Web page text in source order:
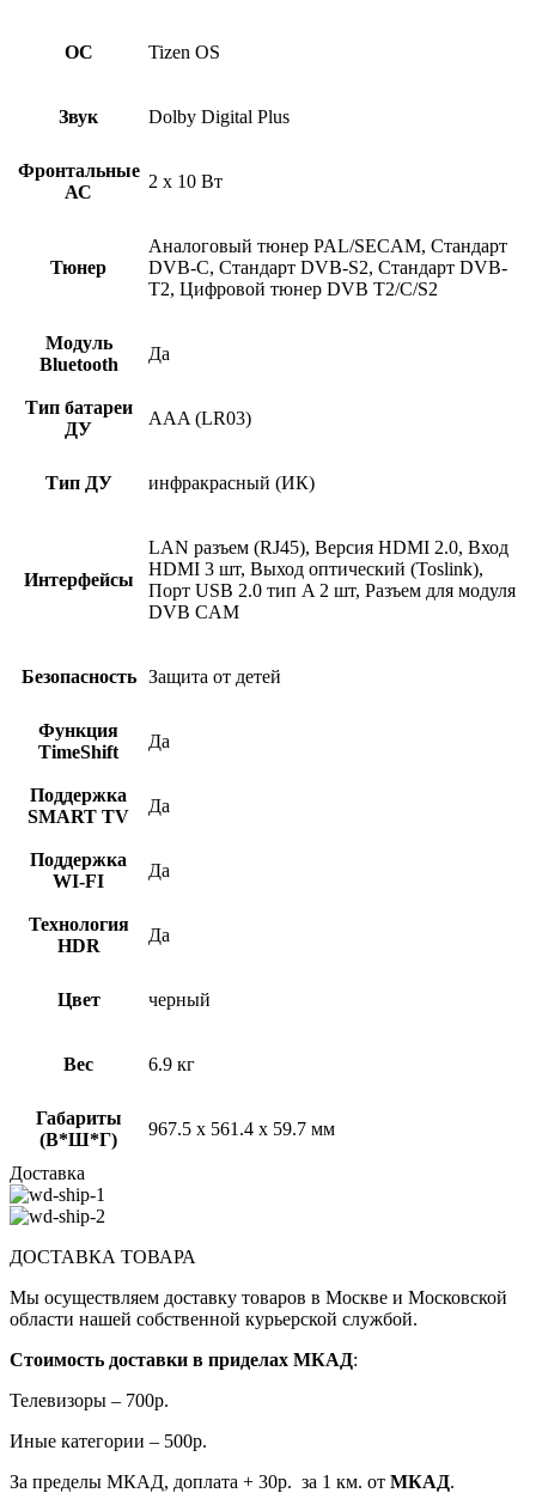
ОС Tizen OS
Звук Dolby Digital Plus
Фронтальные
АС
2 x 10 Вт
Тюнер
Аналоговый тюнер PAL/SECAM, Стандарт
DVB-C, Стандарт DVB-S2, Стандарт DVB-
T2, Цифровой тюнер DVB T2/C/S2
Модуль
Bluetooth
Да
Тип батареи
ДУ
AAA (LR03)
Тип ДУ инфракрасный (ИК)
Интерфейсы
LAN разъем (RJ45), Версия HDMI 2.0, Вход
HDMI 3 шт, Выход оптический (Toslink),
Порт USB 2.0 тип A 2 шт, Разъем для модуля
DVB CAM
Безопасность Защита от детей
Функция
TimeShift
Да
Поддержка
SMART TV
Да
Поддержка
WI-FI
Да
Технология
HDR
Да
Цвет черный
Вес 6.9 кг
Габариты
(В*Ш*Г)
967.5 x 561.4 x 59.7 мм
Доставка
ДОСТАВКА ТОВАРА
Мы осуществляем доставку товаров в Москве и Московской
области нашей собственной курьерской службой.
Стоимость доставки в приделах МКАД:
Телевизоры – 700р.
Иные категории – 500р.
За пределы МКАД, доплата + 30р. за 1 км. от МКАД.